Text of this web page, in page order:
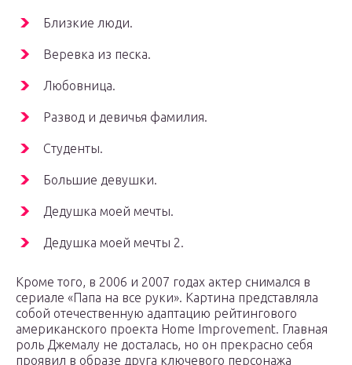
Близкие люди.
Веревка из песка.
Любовница.
Развод и девичья фамилия.
Студенты.
Большие девушки.
Дедушка моей мечты.
Дедушка моей мечты 2.
Кроме того, в 2006 и 2007 годах актер снимался в
сериале «Папа на все руки». Картина представляла
собой отечественную адаптацию рейтингового
американского проекта Home Improvement. Главная
роль Джемалу не досталась, но он прекрасно себя
проявил в образе друга ключевого персонажа